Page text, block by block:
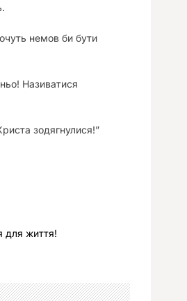
немов би бути
Називатися
зодягнулися!”
для життя!